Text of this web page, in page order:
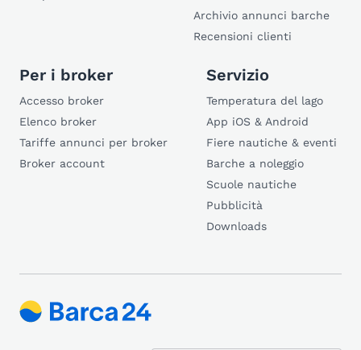
Archivio annunci barche
Recensioni clienti
Per i broker
Accesso broker
Elenco broker
Tariffe annunci per broker
Broker account
Servizio
Temperatura del lago
App iOS & Android
Fiere nautiche & eventi
Barche a noleggio
Scuole nautiche
Pubblicità
Downloads